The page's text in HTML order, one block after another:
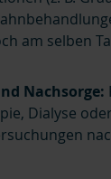
am selben
Nachsorge:
Dialyse oder